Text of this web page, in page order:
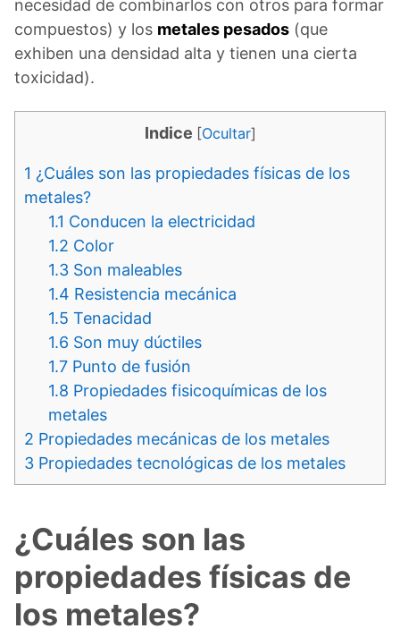
necesidad de combinarlos con otros para formar
compuestos) y los metales pesados (que
exhiben una densidad alta y tienen una cierta
toxicidad).
Indice [Ocultar]
1 ¿Cuáles son las propiedades físicas de los
metales?
1.1 Conducen la electricidad
1.2 Color
1.3 Son maleables
1.4 Resistencia mecánica
1.5 Tenacidad
1.6 Son muy dúctiles
1.7 Punto de fusión
1.8 Propiedades fisicoquímicas de los
metales
2 Propiedades mecánicas de los metales
3 Propiedades tecnológicas de los metales
¿Cuáles son las
propiedades físicas de
los metales?